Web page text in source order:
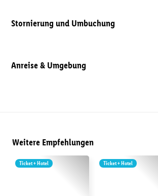
Stornierung und Umbuchung
Anreise & Umgebung
Weitere Empfehlungen
Ticket + Hotel Ticket + Hotel